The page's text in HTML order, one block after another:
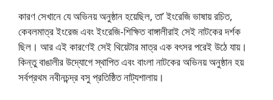
কারণ সেখানে যে অভিনয় অনুষ্ঠান হয়েছিল, তা’ ইংরেজি ভাষায় রচিত,
কেবলমাত্র ইংরেজ এবং ইংরেজি-শিক্ষিত বাঙ্গালীরাই সেই নাটকের দর্শক
ছিল। আর এই কারণেই সেই থিয়েটার মাত্র এক বৎসর পরেই উঠে যায়।
কিন্তু বাঙালীর উদ্যোগে স্থাপিত এবং বাংলা নাটকের অভিনয় অনুষ্ঠান হয়
সর্বপ্রথম নবীনচন্দ্র বসু প্রতিষ্ঠিত নাট্যশালায়।